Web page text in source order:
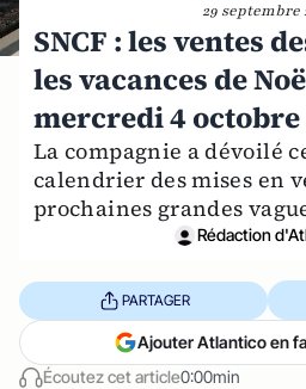
29 septembre
SNCF : les ventes
les vacances de
mercredi 4 octobre
La compagnie a dévoilé
calendrier des mises en
prochaines grandes
Rédaction
Écoutez cet article0:00min
PARTAGER
Ajouter Atlantico en